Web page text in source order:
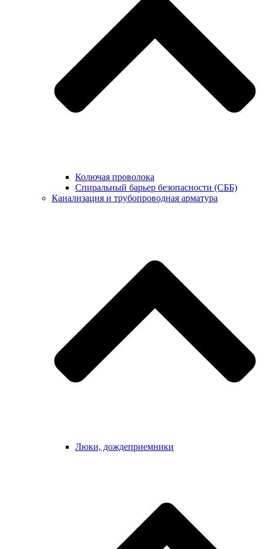
Колючая проволока
Спиральный барьер безопасности (СББ)
Канализация и трубопроводная арматура
Люки, дождеприемники